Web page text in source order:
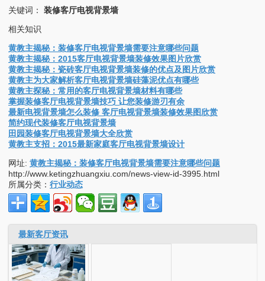
关键词： 装修客厅电视背景墙
相关知识
黄教主揭秘：装修客厅电视背景墙需要注意哪些问题
黄教主揭秘：2015客厅电视背景墙装修效果图片欣赏
黄教主揭秘：瓷砖客厅电视背景墙装修的优点及图片欣赏
黄教主为大家解析客厅电视背景墙硅藻泥优点有哪些
黄教主探秘：常用的客厅电视背景墙材料有哪些
掌握装修客厅电视背景墙技巧 让您装修游刃有余
最新电视背景墙怎么装修 客厅电视背景墙装修效果图欣赏
简约现代装修客厅电视背景墙
田园装修客厅电视背景墙大全欣赏
黄教主支招：2015最新家庭客厅电视背景墙设计
网址: 黄教主揭秘：装修客厅电视背景墙需要注意哪些问题
http://www.ketingzhuangxiu.com/news-view-id-3995.html
所属分类： 行业动态
最新客厅资讯